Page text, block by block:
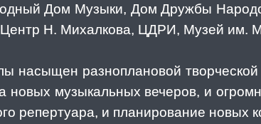
Дом Музыки, Дом Дружбы
Центр Н. Михалкова, ЦДРИ, Музей им.
насыщен разноплановой творческой
новых музыкальных вечеров, и
репертуара, и планирование новых